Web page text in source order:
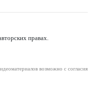
правах.
возможно с согласия